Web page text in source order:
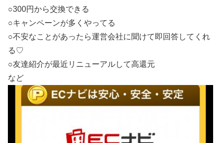
○300円から交換できる
○キャンペーンが多くやってる
○不安なことがあったら運営会社に聞けて即回答してくれ
る♡
○友達紹介が最近リニューアルして高還元
など